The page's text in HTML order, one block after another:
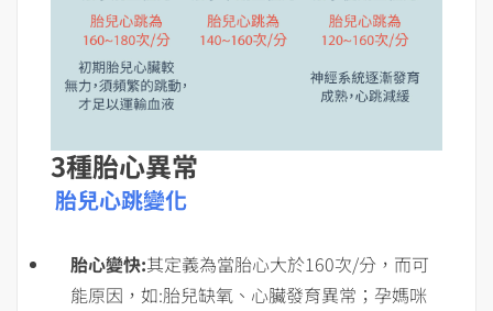
3種胎心異常
胎兒心跳變化
胎心變快:其定義為當胎心大於160次/分，而可
能原因，如:胎兒缺氧、心臟發育異常；孕媽咪